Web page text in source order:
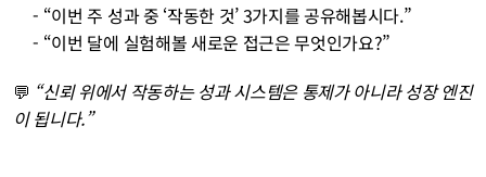
     - “이번 주 성과 중 ‘작동한 것’ 3가지를 공유해봅시다.”
     - “이번 달에 실험해볼 새로운 접근은 무엇인가요?”
💬 “신뢰 위에서 작동하는 성과 시스템은 통제가 아니라 성장 엔진
이 됩니다.”